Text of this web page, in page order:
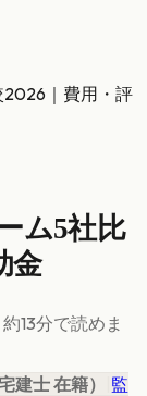
｜費用・評
ム5社比
金
約13分で読めま
建士 在籍）
監